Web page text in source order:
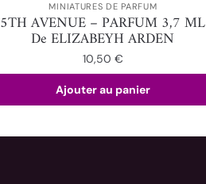
MINIATURES DE PARFUM
5TH AVENUE – PARFUM 3,7 ML
De ELIZABEYH ARDEN
10,50 €
Ajouter au panier